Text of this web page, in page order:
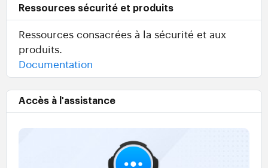
Ressources sécurité et produits
Ressources consacrées à la sécurité et aux
produits.
Documentation
Accès à l'assistance